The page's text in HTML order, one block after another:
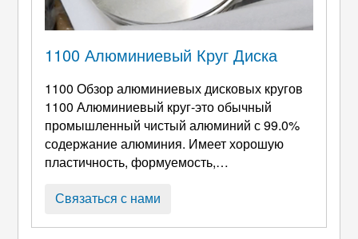
1100 Алюминиевый Круг Диска
1100 Обзор алюминиевых дисковых кругов
1100 Алюминиевый круг-это обычный
промышленный чистый алюминий с 99.0%
содержание алюминия. Имеет хорошую
пластичность, формуемость,
после анодного оксидирования, его
Связаться с нами